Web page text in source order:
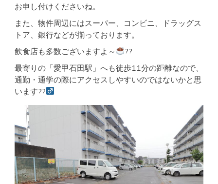
お申し付けくださいね。
また、物件周辺にはスーパー、コンビニ、ドラッグス
トア、銀行などが揃っております。
飲食店も多数ございますよ～
??
最寄りの「愛甲石田駅」へも徒歩11分の距離なので、
通勤・通学の際にアクセスしやすいのではないかと思
います??‍